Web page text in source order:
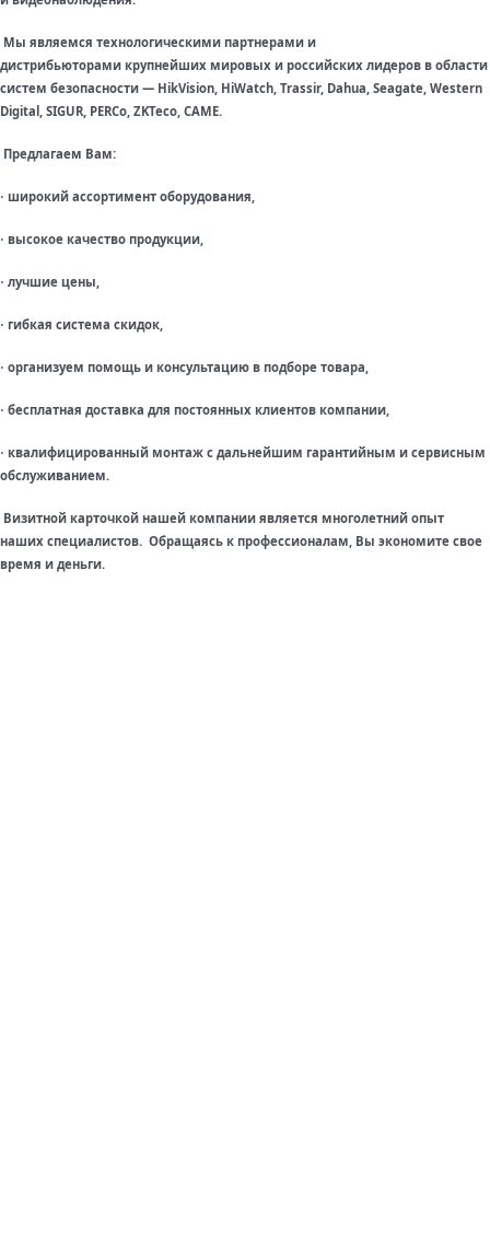
Мы являемся технологическими партнерами и
дистрибьюторами крупнейших мировых и российских лидеров в области
систем безопасности — HikVision, HiWatch, Trassir, Dahua, Seagate, Western
Digital, SIGUR, PERCo, ZKTeco, CAME.
Предлагаем Вам:
· широкий ассортимент оборудования,
· высокое качество продукции,
· лучшие цены,
· гибкая система скидок,
· организуем помощь и консультацию в подборе товара,
· бесплатная доставка для постоянных клиентов компании,
· квалифицированный монтаж с дальнейшим гарантийным и сервисным
обслуживанием.
Визитной карточкой нашей компании является многолетний опыт
наших специалистов. Обращаясь к профессионалам, Вы экономите свое
время и деньги.